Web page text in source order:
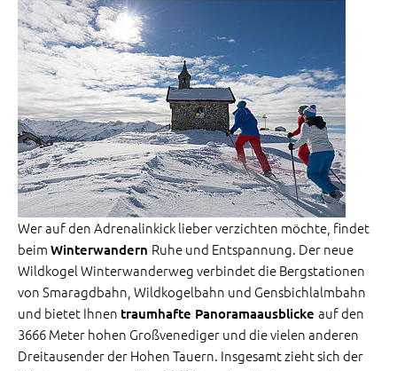
Wer auf den Adrenalinkick lieber verzichten möchte, findet
beim Winterwandern Ruhe und Entspannung. Der neue
Wildkogel Winterwanderweg verbindet die Bergstationen
von Smaragdbahn, Wildkogelbahn und Gensbichlalmbahn
und bietet Ihnen traumhafte Panoramaausblicke auf den
3666 Meter hohen Großvenediger und die vielen anderen
Dreitausender der Hohen Tauern. Insgesamt zieht sich der